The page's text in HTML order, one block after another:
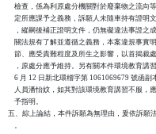
檢查，係為利原處分機關對於廢棄物之流
定所應課予之義務，訴願人未隨車持有證
，縱嗣後補正證明文件，仍無礙違法事證
關法規有了解並遵循之義務，本案違規事
節、應受責難程度及所生之影響，以首揭裁
，原處分應予維持。另有關本件環境教育講
6 月 12 日新北環稽字第 1061069679 號函
人員潘怡妏，如其對該環境教育講習不服
    予指明。
五、綜上論結，本件訴願為無理由，爰依訴願
    。